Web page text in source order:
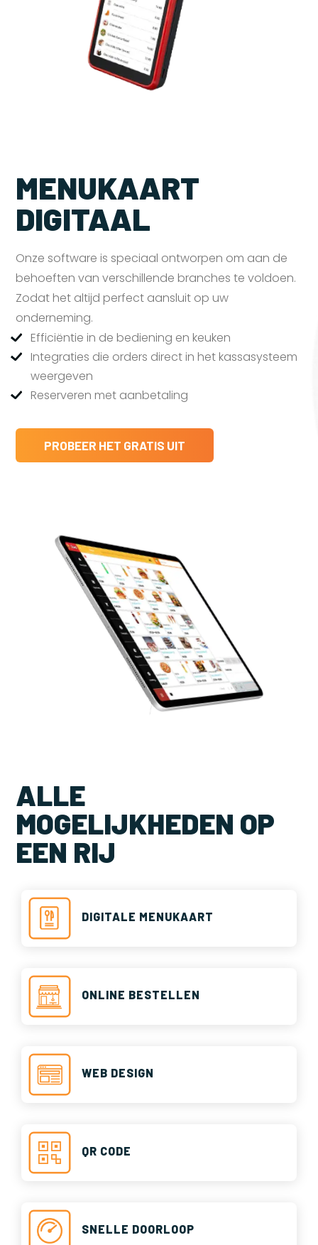
MENUKAART
DIGITAAL
Onze software is speciaal ontworpen om aan de
behoeften van verschillende branches te voldoen.
Zodat het altijd perfect aansluit op uw
onderneming.
Efficiëntie in de bediening en keuken
Integraties die orders direct in het kassasysteem
weergeven
Reserveren met aanbetaling
PROBEER HET GRATIS UIT
ALLE
MOGELIJKHEDEN OP
EEN RIJ
DIGITALE MENUKAART
ONLINE BESTELLEN
WEB DESIGN
QR CODE
SNELLE DOORLOOP